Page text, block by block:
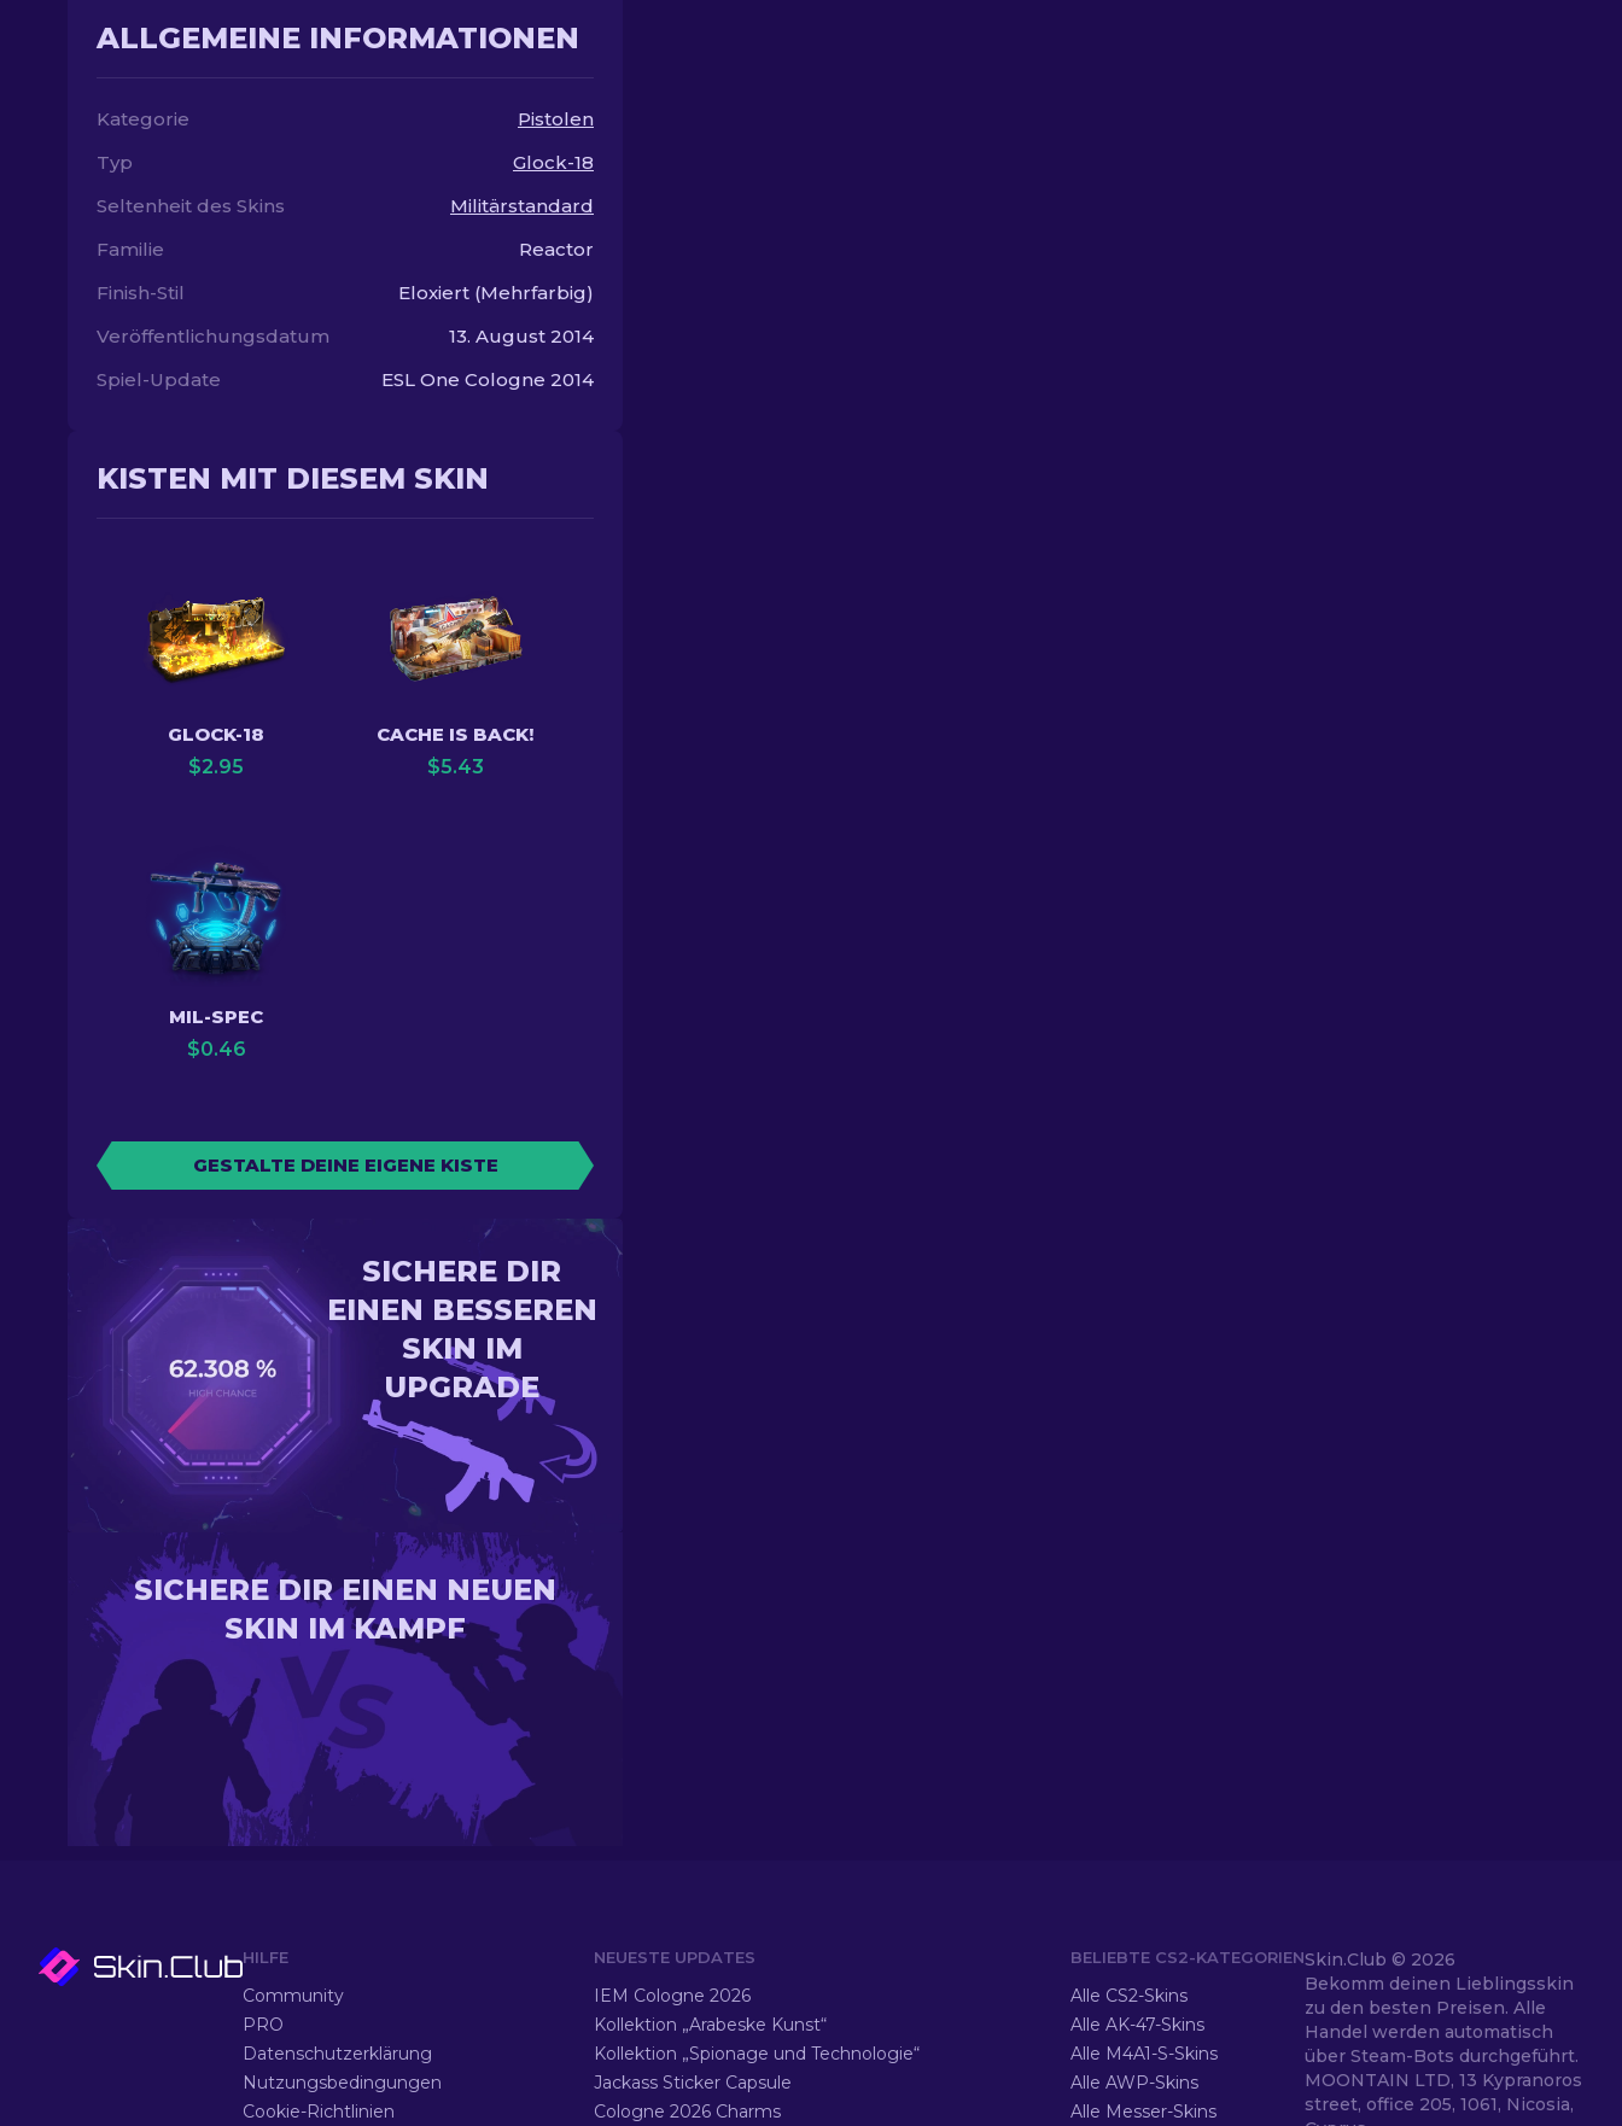
ALLGEMEINE INFORMATIONEN
Kategorie
Pistolen
Typ
Glock-18
Seltenheit des Skins
Militärstandard
Familie
Reactor
Finish-Stil
Eloxiert (Mehrfarbig)
Veröffentlichungsdatum
13. August 2014
Spiel-Update
ESL One Cologne 2014
KISTEN MIT DIESEM SKIN
GLOCK-18
$2.95
CACHE IS BACK!
$5.43
MIL-SPEC
$0.46
GESTALTE DEINE EIGENE KISTE
SICHERE DIR
EINEN BESSEREN
SKIN IM
UPGRADE
SICHERE DIR EINEN NEUEN
SKIN IM KAMPF
HILFE
Community
PRO
Datenschutzerklärung
Nutzungsbedingungen
Cookie-Richtlinien
NEUESTE UPDATES
IEM Cologne 2026
Kollektion „Arabeske Kunst“
Kollektion „Spionage und Technologie“
Jackass Sticker Capsule
Cologne 2026 Charms
BELIEBTE CS2-KATEGORIEN
Alle CS2-Skins
Alle AK-47-Skins
Alle M4A1-S-Skins
Alle AWP-Skins
Alle Messer-Skins
Skin.Club © 2026
Bekomm deinen Lieblingsskin
zu den besten Preisen. Alle
Handel werden automatisch
über Steam-Bots durchgeführt.
MOONTAIN LTD, 13 Kypranoros
street, office 205, 1061, Nicosia,